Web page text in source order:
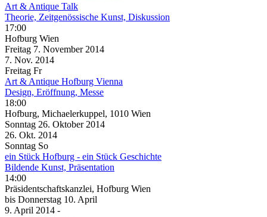
Art & Antique Talk
Theorie, Zeitgenössische Kunst, Diskussion
17:00
Hofburg Wien
Freitag 7. November 2014
7. Nov. 2014
Freitag Fr
Art & Antique Hofburg Vienna
Design, Eröffnung, Messe
18:00
Hofburg, Michaelerkuppel, 1010 Wien
Sonntag 26. Oktober 2014
26. Okt. 2014
Sonntag So
ein Stück Hofburg - ein Stück Geschichte
Bildende Kunst, Präsentation
14:00
Präsidentschaftskanzlei, Hofburg Wien
bis Donnerstag 10. April
9. April 2014 -